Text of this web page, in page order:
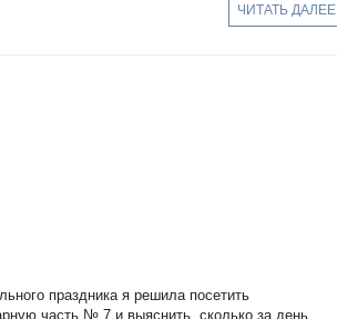
ЧИТАТЬ ДАЛЕЕ
праздника я решила посетить
часть № 7 и выяснить, сколько за день